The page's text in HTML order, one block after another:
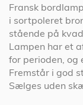
Fransk
i sortpoleret
stående på
Lampen har et
for perioden, og
Fremstår i god
Sælges uden